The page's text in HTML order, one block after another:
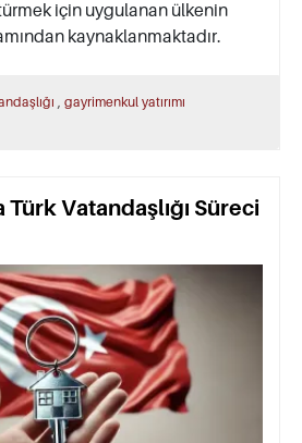
için uygulanan ülkenin
kaynaklanmaktadır.
gayrimenkul yatırımı
Türk Vatandaşlığı Süreci